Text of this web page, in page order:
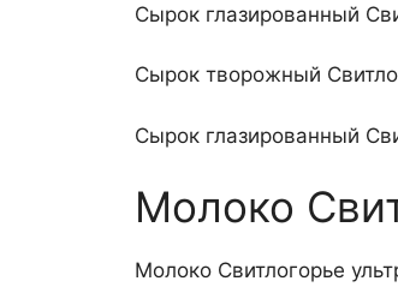
Сырок глазированный
Сырок творожный
Сырок глазированный
Молоко
Молоко Свитлогорье